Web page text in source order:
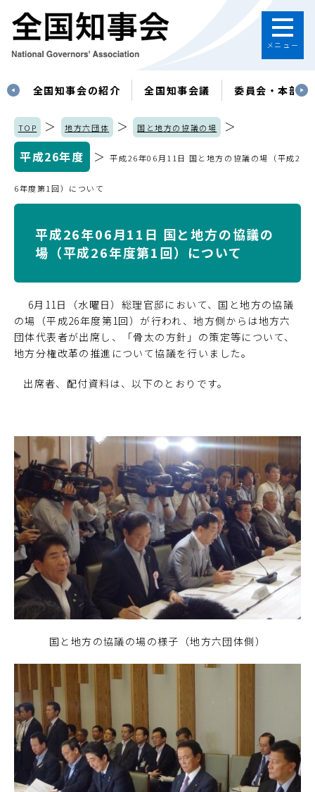
メニュー
全国知事会の紹介 全国知事会議 委員会・本部
TOP ＞ 地方六団体 ＞ 国と地方の協議の場
＞
平成26年度
＞平成26年06月11日 国と地方の協議の場（平成2
6年度第1回）について
平成26年06月11日 国と地方の協議の
場（平成26年度第1回）について
6月11日（水曜日）総理官邸において、国と地方の協議
の場（平成26年度第1回）が行われ、地方側からは地方六
団体代表者が出席し、「骨太の方針」の策定等について、
地方分権改革の推進について協議を行いました。
出席者、配付資料は、以下のとおりです。
国と地方の協議の場の様子（地方六団体側）